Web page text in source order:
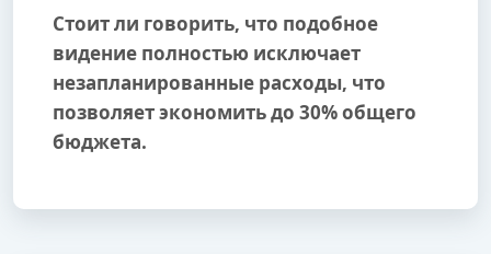
Стоит ли говорить, что подобное
видение полностью исключает
незапланированные расходы, что
позволяет экономить до 30% общего
бюджета.